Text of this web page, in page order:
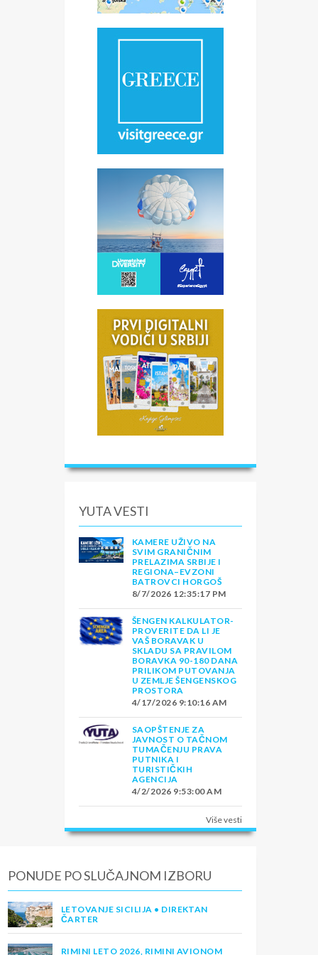
YUTA VESTI
KAMERE UŽIVO NA
SVIM GRANIČNIM
PRELAZIMA SRBIJE I
REGIONA–EVZONI
BATROVCI HORGOŠ
8/7/2026 12:35:17 PM
ŠENGEN KALKULATOR-
PROVERITE DA LI JE
VAŠ BORAVAK U
SKLADU SA PRAVILOM
BORAVKA 90-180 DANA
PRILIKOM PUTOVANJA
U ZEMLJE ŠENGENSKOG
PROSTORA
4/17/2026 9:10:16 AM
SAOPŠTENJE ZA
JAVNOST O TAČNOM
TUMAČENJU PRAVA
PUTNIKA I
TURISTIČKIH
AGENCIJA
4/2/2026 9:53:00 AM
Više vesti
PONUDE PO SLUČAJNOM IZBORU
LETOVANJE SICILIJA • DIREKTAN
ČARTER
RIMINI LETO 2026, RIMINI AVIONOM